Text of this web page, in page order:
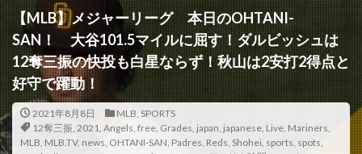
This is Our Life
Tigers Time
today
TOHO
TOP SPORT スケジュール 2020 9月
TOUR
TOY’S FACTORY
TP-Link trend
TVアニメ
Trouble
True Crime DREAMERS & DeathbyRomy
TSUTAYA
TSUTAYA DISCAS
TSUTAYA限定
TSUYATV
TunnelBear TV
tver
【MLB】メジャーリーグ 本日のOHTANI-
SAN！ 大谷101.5マイルに屈す！ダルビッシュは
12奪三振の快投も白星ならず！秋山は2安打2得点と
好守で躍動！
2021年8月8日 MLB, SPORTS
12奪三振, 2021, Angels, free, Grades, japan, japanese, Live, Mariners,
MLB, MLB.TV, news, OHTANI-SAN, Padres, Reds, Shohei, sports, spots,